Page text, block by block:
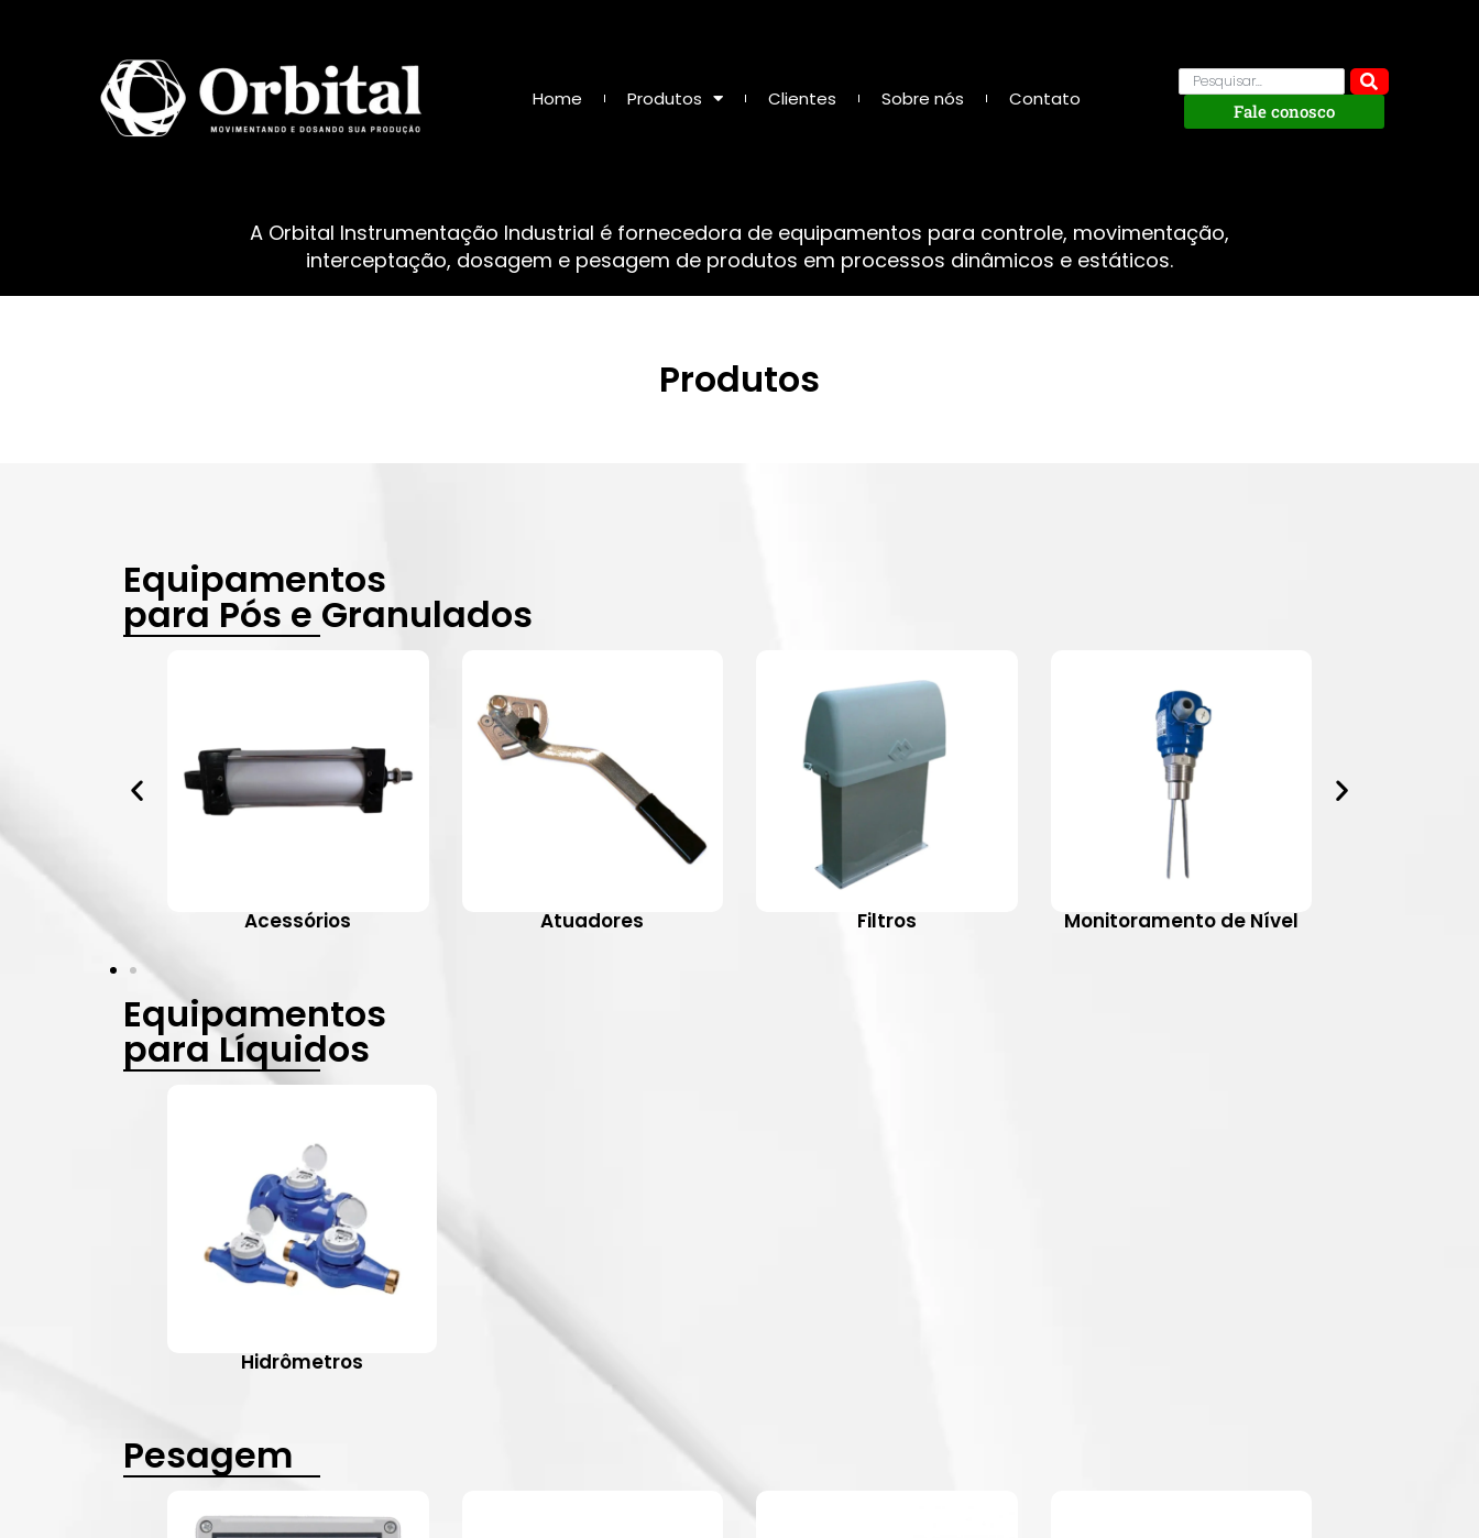
Home Produtos Clientes Sobre nós Contato
Fale conosco
A Orbital Instrumentação Industrial é fornecedora de equipamentos para controle, movimentação,
interceptação, dosagem e pesagem de produtos em processos dinâmicos e estáticos.
Produtos
Equipamentos
para Pós e Granulados
Acessórios Atuadores Filtros Monitoramento de Nível
Equipamentos
para Líquidos
Hidrômetros
Pesagem